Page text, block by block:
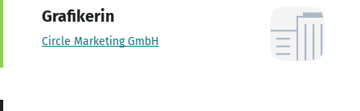
Grafikerin
Circle Marketing GmbH